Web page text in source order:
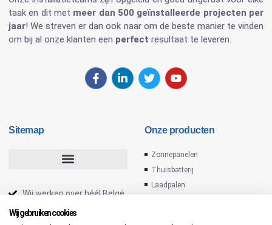
taak en dit met meer dan 500 geïnstalleerde projecten per
jaar! We streven er dan ook naar om de beste manier te vinden
om bij al onze klanten een perfect resultaat te leveren.
Sitemap
Wij werken over héél Belgë
PV installatie
Onze producten
Zonnepanelen
Thuisbatterij
Laadpalen
Wij gebruiken cookies